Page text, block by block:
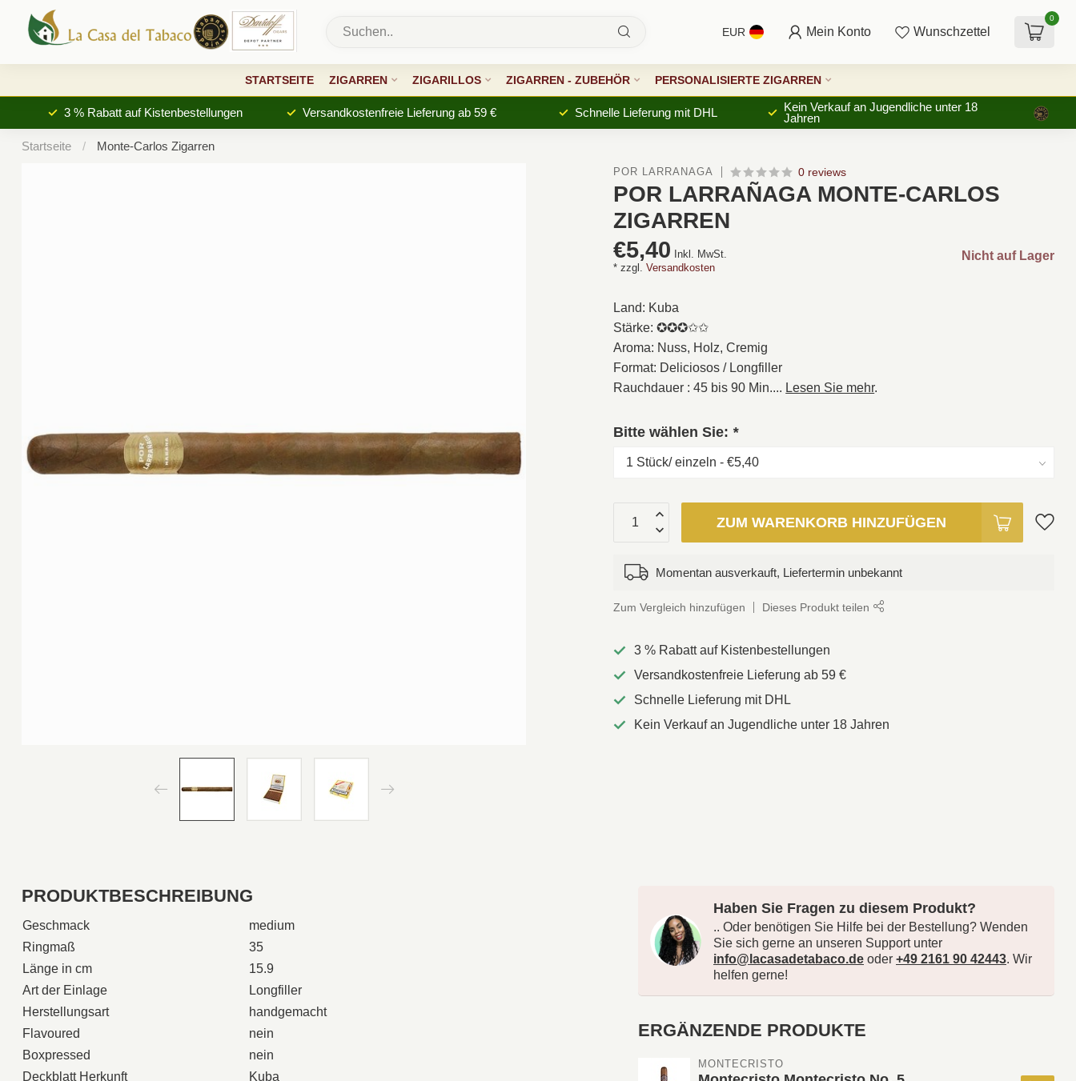
EUR Mein Konto Wunschzettel
0
STARTSEITE ZIGARREN ZIGARILLOS ZIGARREN - ZUBEHÖR PERSONALISIERTE ZIGARREN
3 % Rabatt auf Kistenbestellungen Versandkostenfreie Lieferung ab 59 € Schnelle Lieferung mit DHL
Kein Verkauf an Jugendliche unter 18
Jahren
Startseite / Monte-Carlos Zigarren
POR LARRAÑAGA 0 reviews
POR LARRAÑAGA MONTE-CARLOS
ZIGARREN
€5,40
Inkl. MwSt.
* zzgl.Versandkosten
Nicht auf Lager
Land: Kuba
Stärke: ✪✪✪✩✩
Aroma: Nuss, Holz, Cremig
Format: Deliciosos / Longfiller
Rauchdauer : 45 bis 90 Min.... Lesen Sie mehr.
Bitte wählen Sie: *
ZUM WARENKORB HINZUFÜGEN
Momentan ausverkauft, Liefertermin unbekannt
Zum Vergleich hinzufügen Dieses Produkt teilen
3 % Rabatt auf Kistenbestellungen
Versandkostenfreie Lieferung ab 59 €
Schnelle Lieferung mit DHL
Kein Verkauf an Jugendliche unter 18 Jahren
PRODUKTBESCHREIBUNG
Geschmack
medium
Ringmaß
35
Länge in cm
15.9
Art der Einlage
Longfiller
Herstellungsart
handgemacht
Flavoured
nein
Boxpressed
nein
Deckblatt Herkunft
Kuba
Haben Sie Fragen zu diesem Produkt?
.. Oder benötigen Sie Hilfe bei der Bestellung? Wenden
Sie sich gerne an unseren Support unter
info@lacasadetabaco.de oder +49 2161 90 42443. Wir
helfen gerne!
ERGÄNZENDE PRODUKTE
MONTECRISTO